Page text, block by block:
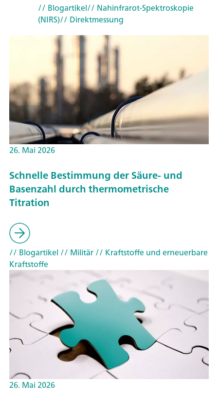
// Blogartikel// Nahinfrarot-Spektroskopie
(NIRS)// Direktmessung
26. Mai 2026
Schnelle Bestimmung der Säure- und
Basenzahl durch thermometrische
Titration
// Blogartikel // Militär// Kraftstoffe und erneuerbare
Kraftstoffe
26. Mai 2026